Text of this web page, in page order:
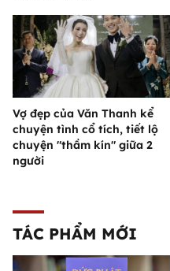
Vợ đẹp của Văn Thanh kể
chuyện tình cổ tích, tiết lộ
chuyện "thầm kín" giữa 2
người
TÁC PHẨM MỚI